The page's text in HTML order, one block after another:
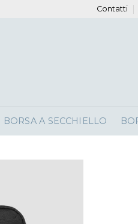
Contatti
BORSA A SECCHIELLO